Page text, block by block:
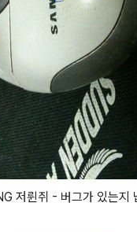
저륀쥐 - 버그가 있는지